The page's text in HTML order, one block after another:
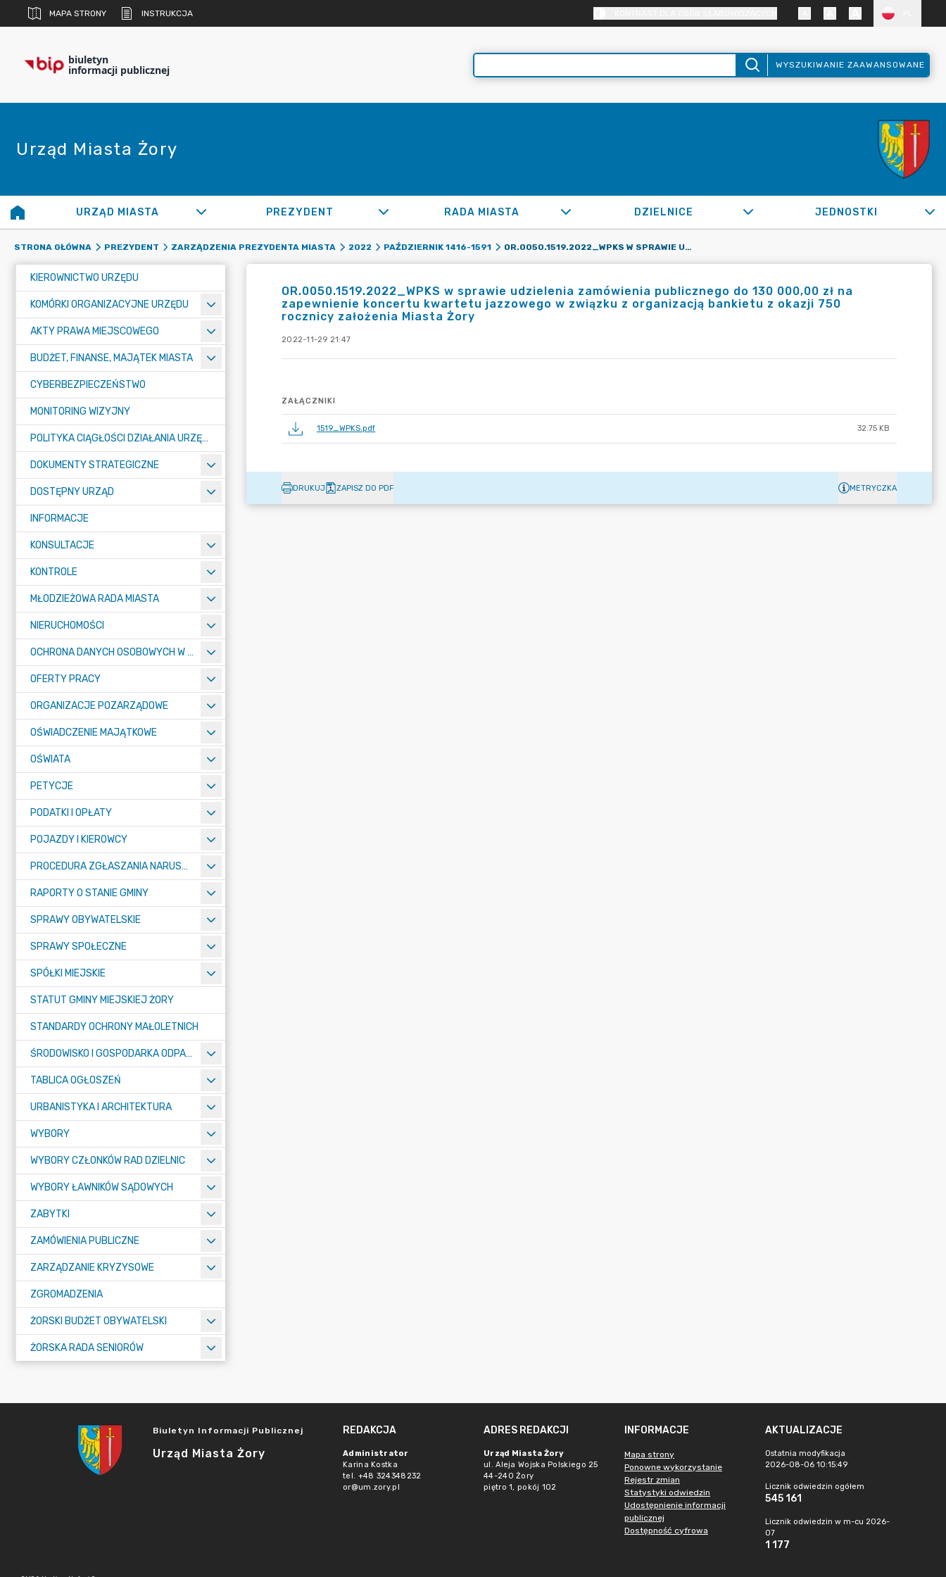
MAPA STRONY INSTRUKCJA
biuletyn
informacji publicznej WYSZUKIWANIE ZAAWANSOWANE
Urząd Miasta Żory
URZĄD MIASTA PREZYDENT RADA MIASTA DZIELNICE JEDNOSTKI
STRONA GŁÓWNA PREZYDENT ZARZĄDZENIA PREZYDENTA MIASTA 2022 PAŹDZIERNIK 1416-1591 OR.0050.1519.2022_WPKS W SPRAWIE UDZIELENIA ZAMÓWIENIA PUBLICZNEGO DO 130 000,00 ZŁ NA ZAPEWNIENIE KONCERTU KWARTETU JAZZOWEGO W ZWIĄZKU Z ORGANIZACJĄ BANKIETU Z OKAZJI 750 ROCZNICY ZAŁOŻENIA MIASTA ŻORY
KIEROWNICTWO URZĘDU
KOMÓRKI ORGANIZACYJNE URZĘDU
AKTY PRAWA MIEJSCOWEGO
BUDŻET, FINANSE, MAJĄTEK MIASTA
CYBERBEZPIECZEŃSTWO
MONITORING WIZYJNY
POLITYKA CIĄGŁOŚCI DZIAŁANIA URZĘDU MIASTA ŻORY
DOKUMENTY STRATEGICZNE
DOSTĘPNY URZĄD
INFORMACJE
KONSULTACJE
KONTROLE
MŁODZIEŻOWA RADA MIASTA
NIERUCHOMOŚCI
OCHRONA DANYCH OSOBOWYCH W URZĘDZIE MIASTA ŻORY - RODO
OFERTY PRACY
ORGANIZACJE POZARZĄDOWE
OŚWIADCZENIE MAJĄTKOWE
OŚWIATA
PETYCJE
PODATKI I OPŁATY
POJAZDY I KIEROWCY
PROCEDURA ZGŁASZANIA NARUSZEŃ PRAWA
RAPORTY O STANIE GMINY
SPRAWY OBYWATELSKIE
SPRAWY SPOŁECZNE
SPÓŁKI MIEJSKIE
STATUT GMINY MIEJSKIEJ ŻORY
STANDARDY OCHRONY MAŁOLETNICH
ŚRODOWISKO I GOSPODARKA ODPADAMI
TABLICA OGŁOSZEŃ
URBANISTYKA I ARCHITEKTURA
WYBORY
WYBORY CZŁONKÓW RAD DZIELNIC
WYBORY ŁAWNIKÓW SĄDOWYCH
ZABYTKI
ZAMÓWIENIA PUBLICZNE
ZARZĄDZANIE KRYZYSOWE
ZGROMADZENIA
ŻORSKI BUDŻET OBYWATELSKI
ŻORSKA RADA SENIORÓW
OR.0050.1519.2022_WPKS w sprawie udzielenia zamówienia publicznego do 130 000,00 zł na
zapewnienie koncertu kwartetu jazzowego w związku z organizacją bankietu z okazji 750
rocznicy założenia Miasta Żory
2022-11-29 21:47
ZAŁĄCZNIKI
1519_WPKS.pdf 32.75 KB
DRUKUJ ZAPISZ DO PDF METRYCZKA
Biuletyn Informacji Publicznej
Urząd Miasta Żory
REDAKCJA
Administrator
Karina Kostka
tel. +48 324348232
or@um.zory.pl
ADRES REDAKCJI
Urząd Miasta Żory
ul. Aleja Wojska Polskiego 25
44-240 Żory
piętro 1, pokój 102
INFORMACJE
Mapa strony
Ponowne wykorzystanie
Rejestr zmian
Statystyki odwiedzin
Udostępnienie informacji
publicznej
Dostępność cyfrowa
AKTUALIZACJE
Ostatnia modyfikacja
2026-08-06 10:15:49
Licznik odwiedzin ogółem
545 161
Licznik odwiedzin w m-cu 2026-
07
1 177